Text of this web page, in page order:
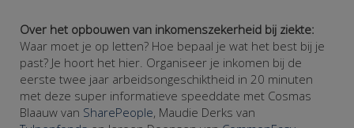
Over het opbouwen van inkomenszekerheid bij ziekte:
Waar moet je op letten? Hoe bepaal je wat het best bij je
past? Je hoort het hier. Organiseer je inkomen bij de
eerste twee jaar arbeidsongeschiktheid in 20 minuten
met deze super informatieve speeddate met Cosmas
Blaauw van SharePeople, Maudie Derks van